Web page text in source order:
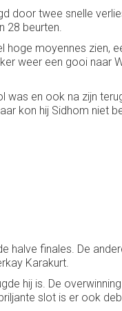
door twee snelle
28 beurten.
hoge moyennes zien,
weer een gooi naar
was en ook na zijn
kon hij Sidhom niet
halve finales. De
Karakurt.
hij is. De
slot is er ook